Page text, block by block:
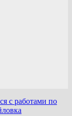
с работами по